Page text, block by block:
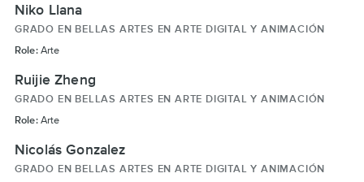
Niko Llana
GRADO EN BELLAS ARTES EN ARTE DIGITAL Y ANIMACIÓN
Role:Arte
Ruijie Zheng
GRADO EN BELLAS ARTES EN ARTE DIGITAL Y ANIMACIÓN
Role:Arte
Nicolás Gonzalez
GRADO EN BELLAS ARTES EN ARTE DIGITAL Y ANIMACIÓN